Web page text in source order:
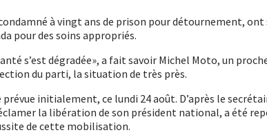
à vingt ans de prison pour détournement, ont
pour des soins appropriés.
s’est dégradée», a fait savoir Michel Moto, un
du parti, la situation de très près.
initialement, ce lundi 24 août. D’après le
la libération de son président national, a été
de cette mobilisation.